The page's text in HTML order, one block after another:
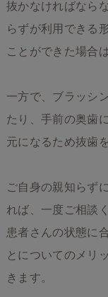
抜かなければなら
らずが利用できる
ことができた場合
一方で、ブラッシ
たり、手前の奥歯
元になるため抜歯
ご自身の親知らず
れば、一度ご相談
患者さんの状態に
とについてのメリ
きます。